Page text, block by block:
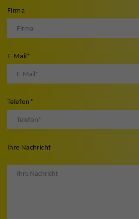
Firma
E-Mail*
Telefon *
Ihre Nachricht